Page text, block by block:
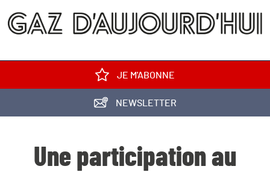
JE M'ABONNE
NEWSLETTER
Une participation au